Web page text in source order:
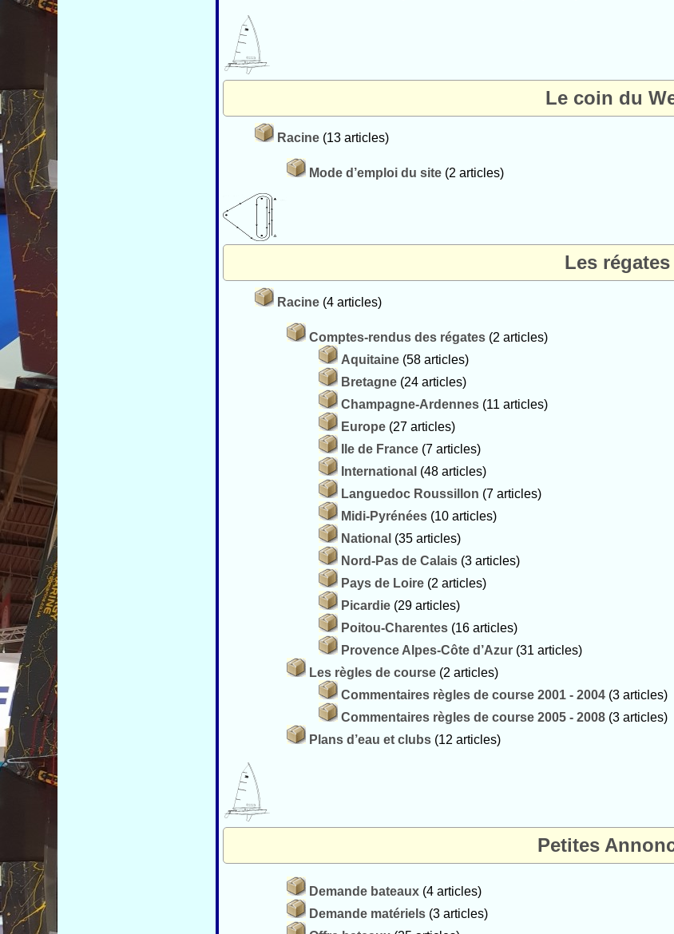
Le coin du
Racine (13 articles)
Mode d’emploi du site (2 articles)
Les régates
Racine (4 articles)
Comptes-rendus des régates (2 articles)
Aquitaine (58 articles)
Bretagne (24 articles)
Champagne-Ardennes (11 articles)
Europe (27 articles)
Ile de France (7 articles)
International (48 articles)
Languedoc Roussillon (7 articles)
Midi-Pyrénées (10 articles)
National (35 articles)
Nord-Pas de Calais (3 articles)
Pays de Loire (2 articles)
Picardie (29 articles)
Poitou-Charentes (16 articles)
Provence Alpes-Côte d’Azur (31 articles)
Les règles de course (2 articles)
Commentaires règles de course 2001 - 2004 (3 articles)
Commentaires règles de course 2005 - 2008 (3 articles)
Plans d’eau et clubs (12 articles)
Petites
Demande bateaux (4 articles)
Demande matériels (3 articles)